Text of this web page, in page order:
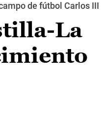
de fútbol Carlos III
La